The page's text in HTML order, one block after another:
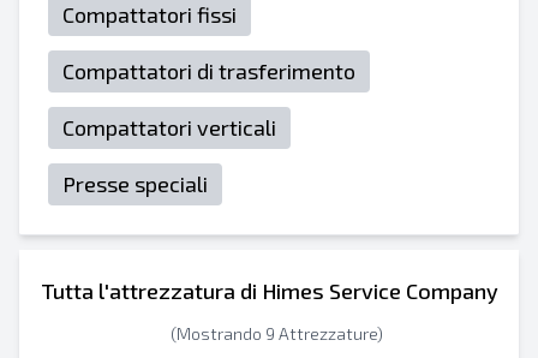
Compattatori fissi
Compattatori di trasferimento
Compattatori verticali
Presse speciali
Tutta l'attrezzatura di Himes Service Company
(Mostrando 9 Attrezzature)